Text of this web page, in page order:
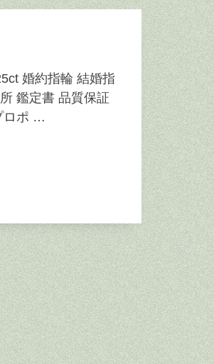
婚約指輪 結婚指
鑑定書 品質保証
ロポ …